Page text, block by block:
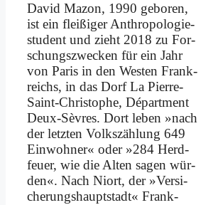
Da­vid Ma­zon, 1990 ge­bo­ren,
ist ein flei­ßi­ger An­thro­po­lo­gie­
stu­dent und zieht 2018 zu For­
schungs­zwecken für ein Jahr
von Pa­ris in den We­sten Frank­
reichs, in das Dorf La Pierre-
Saint-Chri­sto­phe, Dé­part­ment
Deux-Sè­v­res. Dort le­ben »nach
der letz­ten Volks­zäh­lung 649
Ein­woh­ner« oder »284 Herd­
feu­er, wie die Al­ten sa­gen wür­
den«. Nach Ni­ort, der »Ver­si­
che­rungs­haupt­stadt« Frank­